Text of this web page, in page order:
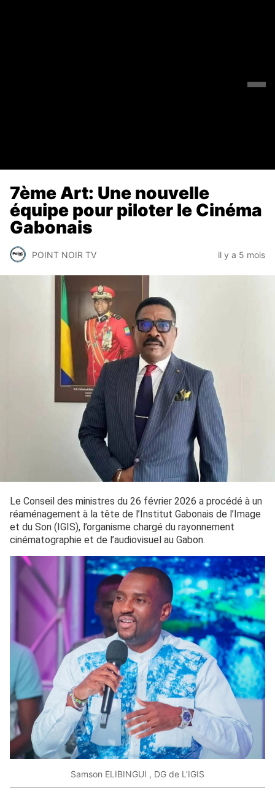
7ème Art: Une nouvelle
équipe pour piloter le Cinéma
Gabonais
POINT NOIR TV il y a 5 mois
Le Conseil des ministres du 26 février 2026 a procédé à un
réaménagement à la tête de l’Institut Gabonais de l’Image
et du Son (IGIS), l’organisme chargé du rayonnement
cinématographie et de l’audiovisuel au Gabon.
Samson ELIBINGUI , DG de L’IGIS